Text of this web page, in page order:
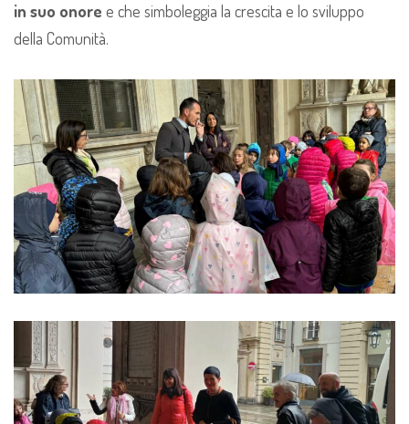
in suo onore e che simboleggia la crescita e lo sviluppo
della Comunità.